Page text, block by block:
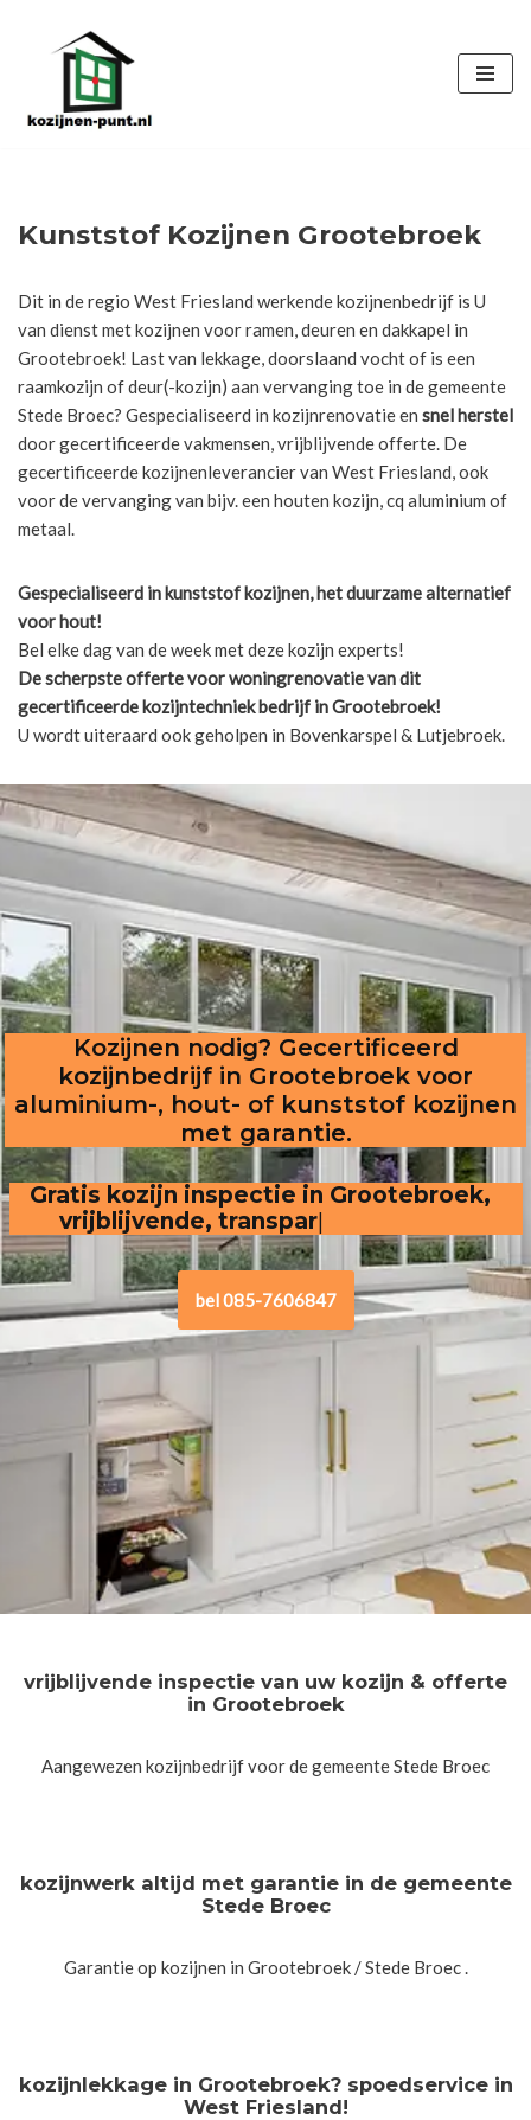
de
Kunststof Kozijnen Grootebroek
Dit in de regio West Friesland werkende kozijnenbedrijf is U
van dienst met kozijnen voor ramen, deuren en dakkapel in
Grootebroek! Last van lekkage, doorslaand vocht of is een
raamkozijn of deur(-kozijn) aan vervanging toe in de gemeente
Stede Broec? Gespecialiseerd in kozijnrenovatie en snel herstel
door gecertificeerde vakmensen, vrijblijvende offerte. De
gecertificeerde kozijnenleverancier van West Friesland, ook
voor de vervanging van bijv. een houten kozijn, cq aluminium of
metaal.
Gespecialiseerd in kunststof kozijnen, het duurzame alternatief
voor hout!
Bel elke dag van de week met deze kozijn experts!
De scherpsteofferte voor woningrenovatie van dit
gecertificeerde kozijntechniek bedrijf in Grootebroek!
U wordt uiteraard ook geholpen in Bovenkarspel & Lutjebroek.
Kozijnen nodig? Gecertificeerd
kozijnbedrijf in Grootebroek voor
aluminium-, hout- of kunststof kozijnen
met garantie.
Gratis kozijn inspectie in Grootebroek,
vrijblijvende, transparante offerte
bel 085-7606847
vrijblijvende inspectie van uw kozijn & offerte
in Grootebroek
Aangewezen kozijnbedrijf voor de gemeente Stede Broec
kozijnwerk altijd met garantie in de gemeente
Stede Broec
Garantie op kozijnen in Grootebroek / Stede Broec .
kozijnlekkage in Grootebroek? spoedservice in
West Friesland!